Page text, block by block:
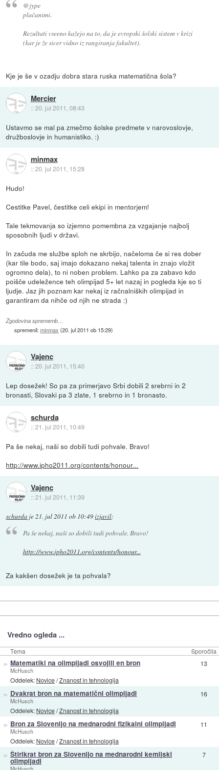
@jype
plačanimi.
Rezultati vseeno kažejo na to, da je evropski šolski sistem v krizi
(kar je že sicer vidno iz rangiranja fakultet).
Kje je še v ozadju dobra stara ruska matematična šola?
Mercier
::20. jul 2011, 08:43
Ustavmo se mal pa zmečmo šolske predmete v narovoslovje,
družboslovje in humanistiko. :)
minmax
::20. jul 2011, 15:28
Hudo!
Cestitke Pavel, čestitke celi ekipi in mentorjem!
Tale tekmovanja so izjemno pomembna za vzgajanje najbolj
sposobnih ljudi v državi.
In začuda me službe sploh ne skrbijo, načeloma če si res dober
(kar tile bodo, saj imajo dokazano nekaj talenta in znajo vložit
ogromno dela), to ni noben problem. Lahko pa za zabavo kdo
poišče udeležence teh olimpijad 5+ let nazaj in pogleda kje so ti
ljudje. Jaz jih poznam kar nekaj iz račnalniških olimpijad in
garantiram da nihče od njih ne strada :)
Zgodovina sprememb…
spremenil:minmax (20. jul 2011 ob 15:29)
Vajenc
::20. jul 2011, 15:40
Lep dosežek! So pa za primerjavo Srbi dobili 2 srebrni in 2
bronasti, Slovaki pa 3 zlate, 1 srebrno in 1 bronasto.
schurda
::21. jul 2011, 10:49
Pa še nekaj, naši so dobili tudi pohvale. Bravo!
http://www.ipho2011.org/contents/honour...
Vajenc
::21. jul 2011, 11:39
schurda je21. jul 2011 ob 10:49izjavil:
Pa še nekaj, naši so dobili tudi pohvale. Bravo!
http://www.ipho2011.org/contents/honour...
Za kakšen dosežek je ta pohvala?
Vredno ogleda ...
Tema Sporočila
» Matematiki na olimpijadi osvojili en bron
McHusch
Oddelek: Novice/Znanost in tehnologija
13
» Dvakrat bron na matematični olimpijadi
McHusch
Oddelek: Novice/Znanost in tehnologija
16
» Bron za Slovenijo na mednarodni fizikalni olimpijadi
McHusch
Oddelek: Novice/Znanost in tehnologija
11
» Štirikrat bron za Slovenijo na mednarodni kemijski
olimpijadi
7